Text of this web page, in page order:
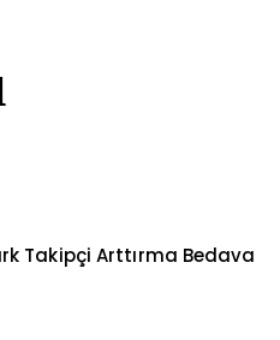
Takipçi Arttırma Bedava